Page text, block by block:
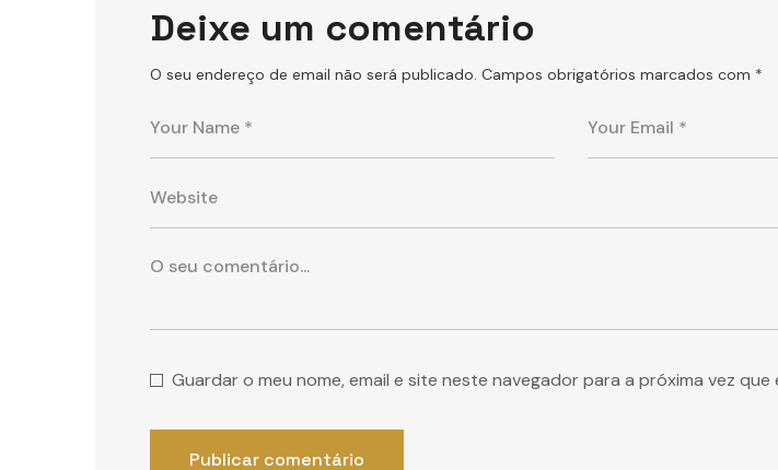
Deixe um comentário
O seu endereço de email não será publicado. Campos obrigatórios marcados com *
Guardar o meu nome, email e site neste navegador para a próxima vez que